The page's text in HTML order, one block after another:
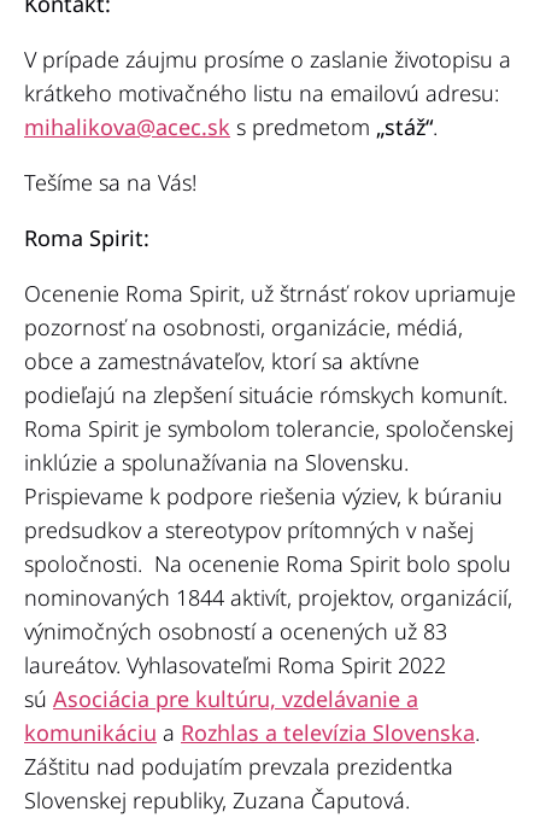
V prípade záujmu prosíme o zaslanie životopisu a
krátkeho motivačného listu na emailovú adresu:
mihalikova@acec.sk s predmetom „stáž“.
Tešíme sa na Vás!
Roma Spirit:
Ocenenie Roma Spirit, už štrnásť rokov upriamuje
pozornosť na osobnosti, organizácie, médiá,
obce a zamestnávateľov, ktorí sa aktívne
podieľajú na zlepšení situácie rómskych komunít.
Roma Spirit je symbolom tolerancie, spoločenskej
inklúzie a spolunažívania na Slovensku.
Prispievame k podpore riešenia výziev, k búraniu
predsudkov a stereotypov prítomných v našej
spoločnosti. Na ocenenie Roma Spirit bolo spolu
nominovaných 1844 aktivít, projektov, organizácií,
výnimočných osobností a ocenených už 83
laureátov. Vyhlasovateľmi Roma Spirit 2022
sú Asociácia pre kultúru, vzdelávanie a
komunikáciu a Rozhlas a televízia Slovenska.
Záštitu nad podujatím prevzala prezidentka
Slovenskej republiky, Zuzana Čaputová.